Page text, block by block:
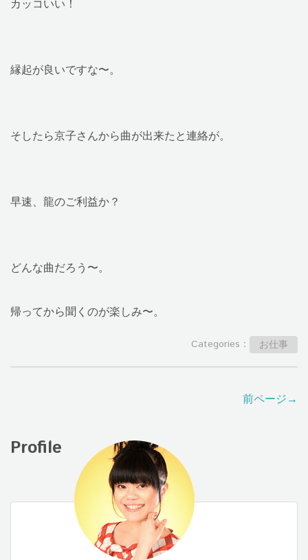
カッコいい！
縁起が良いですな〜。
そしたら京子さんから曲が出来たと連絡が。
早速、龍のご利益か？
どんな曲だろう〜。
帰ってから聞くのが楽しみ〜。
Categories： お仕事
前ページ→
Profile